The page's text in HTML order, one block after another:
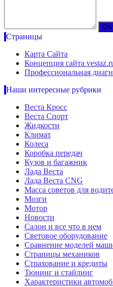
Страницы
Карта Сайта
Концепция сайта
Профессиональная
Наши интересные рубрики
Веста Кросс
Веста Спорт
Жидкости
Климат
Колеса
Коробка передач
Кузов и багажник
Лада Веста
Лада Веста CNG
Масса советов для
Мозги
Мотор
Новости
Салон и все что в нем
Световое оборудование
Сравнение моделей
Страницы механиков
Страхование и кредиты
Тюнинг и стайлинг
Характеристики